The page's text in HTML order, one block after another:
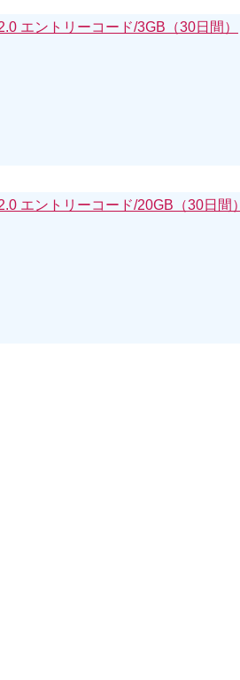
エントリーコード/3GB（30日間）
エントリーコード/20GB（30日間）